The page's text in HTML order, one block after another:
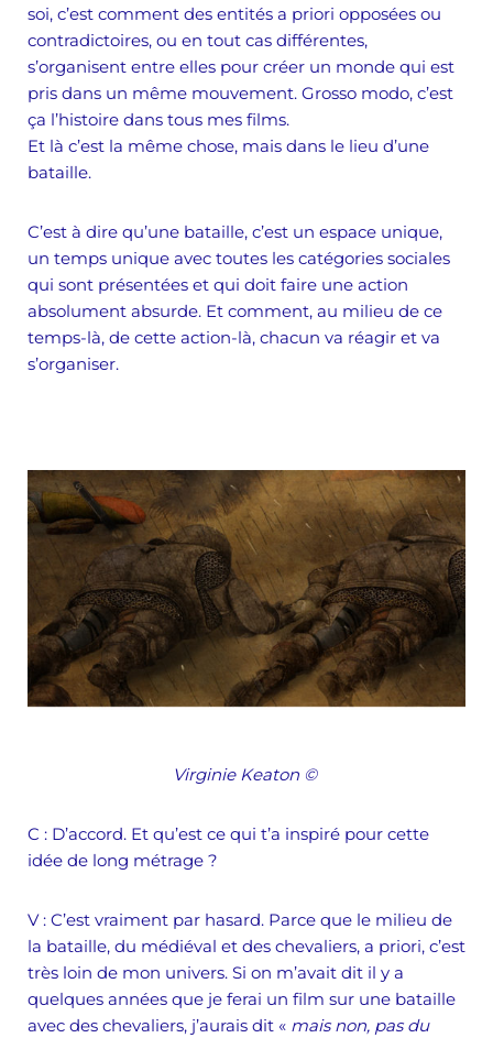
soi, c’est comment des entités a priori opposées ou
contradictoires, ou en tout cas différentes,
s’organisent entre elles pour créer un monde qui est
pris dans un même mouvement. Grosso modo, c’est
ça l’histoire dans tous mes films.
Et là c’est la même chose, mais dans le lieu d’une
bataille.
C’est à dire qu’une bataille, c’est un espace unique,
un temps unique avec toutes les catégories sociales
qui sont présentées et qui doit faire une action
absolument absurde. Et comment, au milieu de ce
temps-là, de cette action-là, chacun va réagir et va
s’organiser.
Virginie Keaton ©
C : D’accord. Et qu’est ce qui t’a inspiré pour cette
idée de long métrage ?
V : C’est vraiment par hasard. Parce que le milieu de
la bataille, du médiéval et des chevaliers, a priori, c’est
très loin de mon univers. Si on m’avait dit il y a
quelques années que je ferai un film sur une bataille
avec des chevaliers, j’aurais dit « mais non, pas du